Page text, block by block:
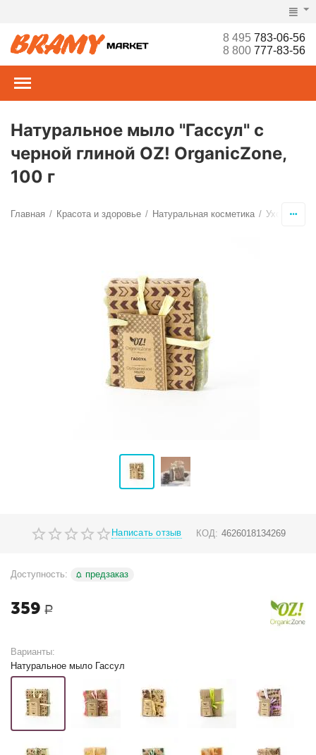
8 495783-06-56
8 800777-83-56
Натуральное мыло "Гассул" с
черной глиной OZ! OrganicZone,
100 г
Главная / Красота и здоровье / Натуральная косметика / Уход за
Написать отзыв КОД: 4626018134269
Доступность: предзаказ
359 Р
Варианты:
Натуральное мыло Гассул